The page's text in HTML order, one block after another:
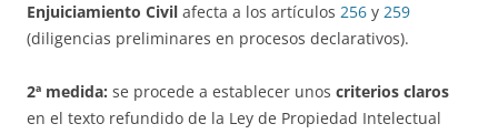
Enjuiciamiento Civil afecta a los artículos 256 y 259
(diligencias preliminares en procesos declarativos).
2ª medida: se procede a establecer unos criterios claros
en el texto refundido de la Ley de Propiedad Intelectual